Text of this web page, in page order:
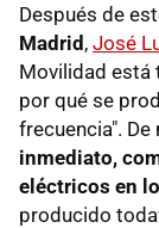
Después de
Madrid, José
Movilidad está
por qué se
frecuencia".
inmediato,
eléctricos en
producido